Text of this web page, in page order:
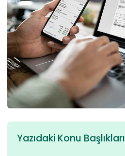
Yazıdaki Konu Başlıkları